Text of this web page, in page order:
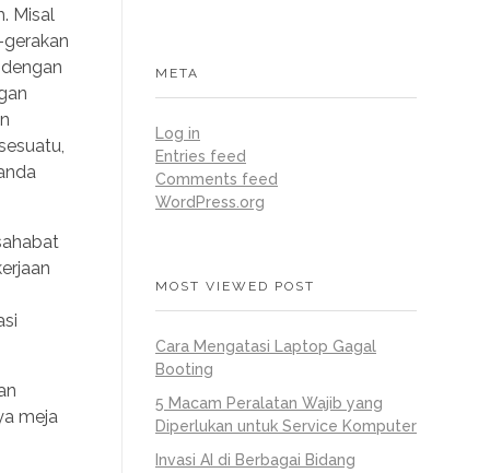
Misal
meja
META
Log in
Entries feed
Comments feed
WordPress.org
MOST VIEWED POST
Cara Mengatasi Laptop Gagal
Booting
5 Macam Peralatan Wajib yang
Diperlukan untuk Service Komputer
Invasi AI di Berbagai Bidang